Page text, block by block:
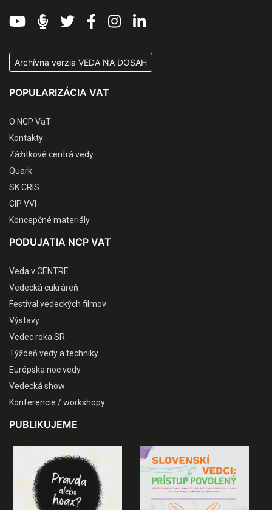
Archívna verzia VEDA NA DOSAH
POPULARIZÁCIA VAT
O NCP VaT
Kontakty
Zážitkové centrá vedy
Quark
SK CRIS
CIP VVI
Koncepčné materiály
PODUJATIA NCP VAT
Veda v CENTRE
Vedecká cukráreň
Festival vedeckých filmov
Výstavy
Vedec roka SR
Týždeň vedy a techniky
Európska noc vedy
Vedecká show
Konferencie / workshopy
PUBLIKUJEME